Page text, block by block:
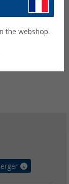
the webshop.